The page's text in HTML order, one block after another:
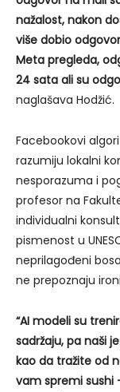
nažalost, nakon
više dobio
Meta pregleda,
24 sata ali su
naglašava Hodžić.
Facebookovi
razumiju lokalni
nesporazuma i
profesor na
individualni
pismenost u
neprilagođeni
ne prepoznaju
“AI modeli su
sadržaju, pa naši
kao da tražite od
vam spremi sushi